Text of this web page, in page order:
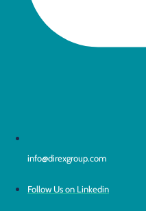
info@direxgroup.com
Follow Us on Linkedin